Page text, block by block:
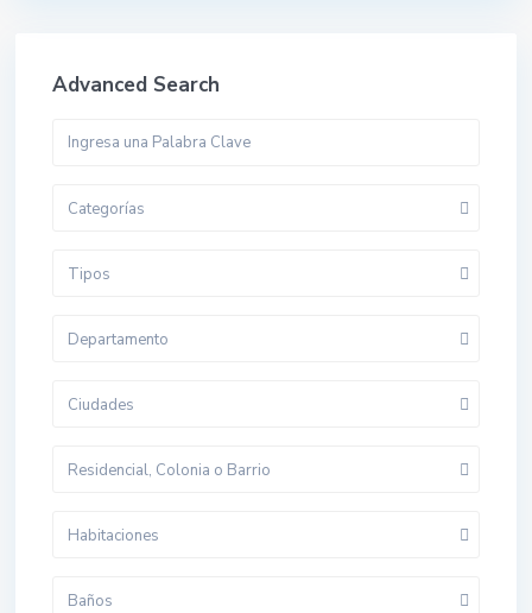
Advanced Search
Categorías
Tipos
Departamento
Ciudades
Residencial, Colonia o Barrio
Habitaciones
Baños